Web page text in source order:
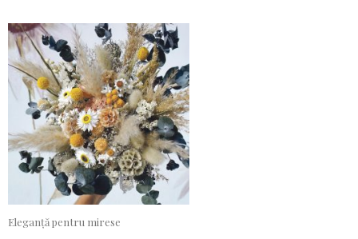
Eleganță pentru mirese